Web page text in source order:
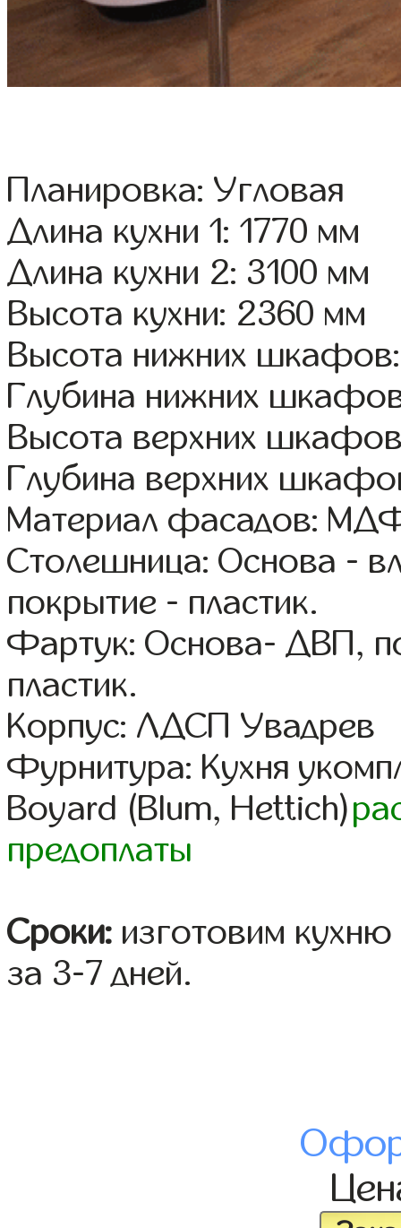
Планировка: Угловая
Длина кухни 1: 1770 мм
Длина кухни 2: 3100 мм
Высота кухни: 2360 мм
Высота нижних
Глубина нижних
Высота верхних
Глубина верхних
Материал фасадов:
Столешница: Основа -
покрытие - пластик.
Фартук: Основа- ДВП,
пластик.
Корпус: ЛДСП Увадрев
Фурнитура: Кухня
Boyard (Blum, Hettich)
предоплаты
Сроки: изготовим
за 3-7 дней.